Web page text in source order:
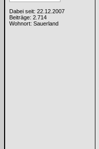
Dabei seit: 22.12.2007
Beiträge: 2.714
Wohnort: Sauerland